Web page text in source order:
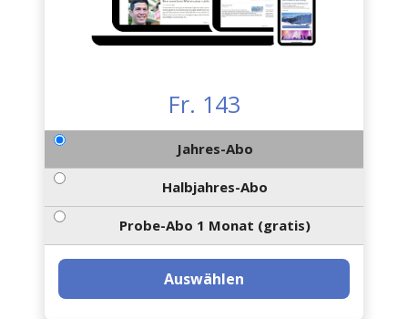
Fr. 143
Jahres-Abo
Halbjahres-Abo
Probe-Abo 1 Monat (gratis)
Auswählen